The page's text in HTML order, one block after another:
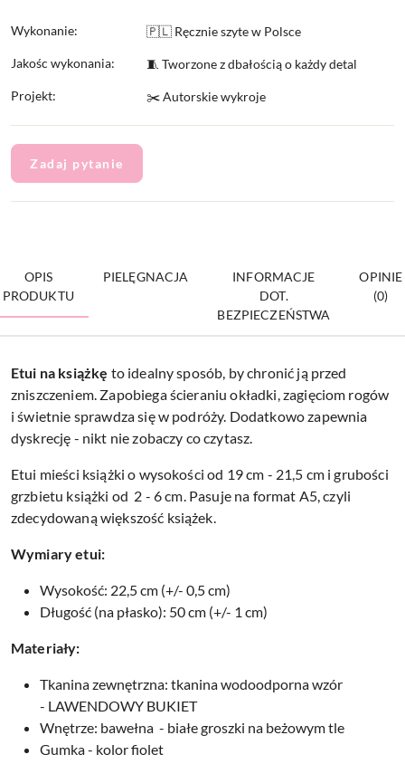
Wykonanie: 🇵🇱 Ręcznie szyte w Polsce
Jakośc wykonania: 🧵 Tworzone z dbałością o każdy detal
Projekt: ✂️ Autorskie wykroje
Zadaj pytanie
OPIS
PRODUKTU
PIELĘGNACJA
INFORMACJE
DOT.
BEZPIECZEŃSTWA
OPINIE
(0)
Etui na książkę to idealny sposób, by chronić ją przed
zniszczeniem. Zapobiega ścieraniu okładki, zagięciom rogów
i świetnie sprawdza się w podróży. Dodatkowo zapewnia
dyskrecję - nikt nie zobaczy co czytasz.
Etui mieści książki o wysokości od 19 cm - 21,5 cm i grubości
grzbietu książki od 2 - 6 cm. Pasuje na format A5, czyli
zdecydowaną większość książek.
Wymiary etui:
Wysokość: 22,5 cm (+/- 0,5 cm)
Długość (na płasko): 50 cm (+/- 1 cm)
Materiały:
Tkanina zewnętrzna: tkanina wodoodporna wzór
- LAWENDOWY BUKIET
Wnętrze: bawełna - białe groszki na beżowym tle
Gumka - kolor fiolet